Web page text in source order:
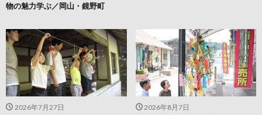
2026年8月7日
2026年7月27日
物の魅力学ぶ／岡山・鏡野町